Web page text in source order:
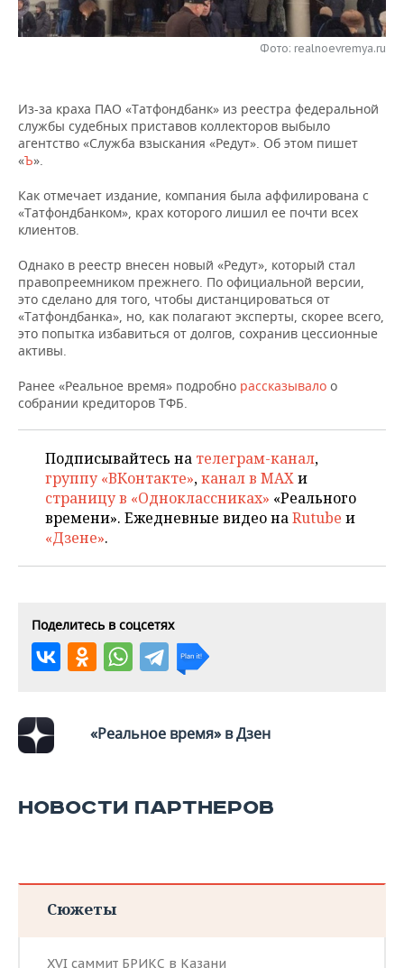
НЕФТЕХИМИЯ
ЭНЕРГЕТИКА
РОЗНИЧНАЯ ТОРГОВЛЯ
УСЛУГИ
НОВОСТИ ТЕХНОЛОГИЙ
МЕДИА
ТЕЛЕКОММУНИКАЦИИ
МЕРОПРИЯТИЯ
ВЫЕЗДНАЯ РЕДАКЦИЯ
БИЗНЕС-БРАНЧИ
ONLINE-КОНФЕРЕНЦИИ
НОВОСТИ СПОРТА
ФУТБОЛ
ХОККЕЙ
ВОЛЕЙБОЛ
КИБЕРСПОРТ
ВОДНЫЕ ВИДЫ СПОРТА
ХОККЕЙ С МЯЧОМ
ОБЩЕСТВО
НОВОСТИ ОБЩЕСТВА
ВЛАСТЬ
ИСТОРИЯ
КУЛЬТУРА
ОБРАЗОВАНИЕ
ПРОИСШЕСТВИЯ
ФОТОГАЛЕРЕЯ
СЮЖЕТЫ
СПИСОК ПЕРСОН
СПИСОК КОМПАНИЙ
ПОЛНАЯ ВЕРСИЯ
Фото: realnoevremya.ru
Из-за краха ПАО «Татфондбанк» из реестра федеральной
службы судебных приставов коллекторов выбыло
агентство «Служба взыскания «Редут». Об этом пишет
«Ъ».
Как отмечает издание, компания была аффилирована с
«Татфондбанком», крах которого лишил ее почти всех
клиентов.
Однако в реестр внесен новый «Редут», который стал
правопреемником прежнего. По официальной версии,
это сделано для того, чтобы дистанцироваться от
«Татфондбанка», но, как полагают эксперты, скорее всего,
это попытка избавиться от долгов, сохранив цессионные
активы.
Ранее «Реальное время» подробно рассказывало о
собрании кредиторов ТФБ.
Подписывайтесь на телеграм-канал,
группу «ВКонтакте»,канал в MAXи
страницу в «Одноклассниках» «Реального
времени». Ежедневные видео наRutube и
«Дзене».
Поделитесь в соцсетях
«Реальное время» в Дзен
НОВОСТИ ПАРТНЕРОВ
Сюжеты
XVI саммит БРИКС в Казани